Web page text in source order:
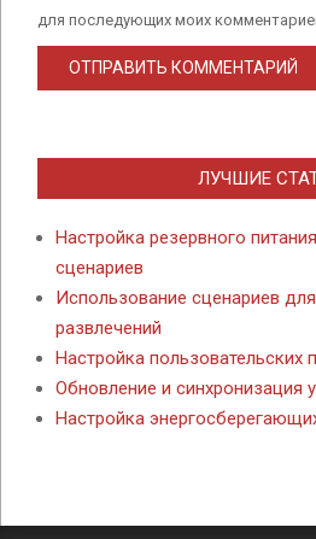
для последующих моих
ЛУЧШИЕ
Настройка резервного
сценариев
Использование сценариев
развлечений
Настройка пользовательских
Обновление и синхронизация
Настройка